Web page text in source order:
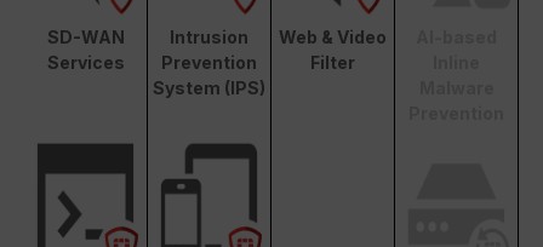
SD-WAN
Services
Intrusion
Prevention
System (IPS)
Web & Video
Filter